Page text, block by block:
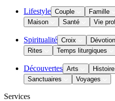
Lifestyle Couple Famille
Maison
Santé Vie
Spiritualité Croix Dévotion
Rites
Temps liturgiques
Découvertes Arts Histoire
Sanctuaires
Voyages
Services